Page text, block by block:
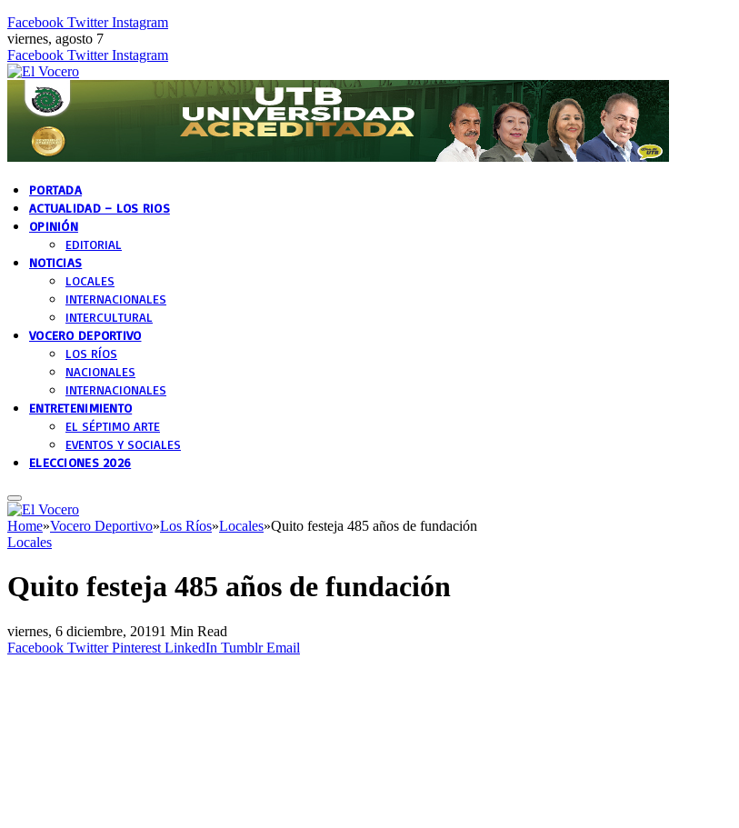
Facebook Twitter Instagram
viernes, agosto 7
Facebook Twitter Instagram
PORTADA
ACTUALIDAD – LOS RIOS
OPINIÓN
EDITORIAL
NOTICIAS
LOCALES
INTERNACIONALES
INTERCULTURAL
VOCERO DEPORTIVO
LOS RÍOS
NACIONALES
INTERNACIONALES
ENTRETENIMIENTO
EL SÉPTIMO ARTE
EVENTOS Y SOCIALES
ELECCIONES 2026
Home»Vocero Deportivo»Los Ríos»Locales»Quito festeja 485 años de fundación
Locales
Quito festeja 485 años de fundación
viernes, 6 diciembre, 20191 Min Read
Facebook Twitter Pinterest LinkedIn Tumblr Email